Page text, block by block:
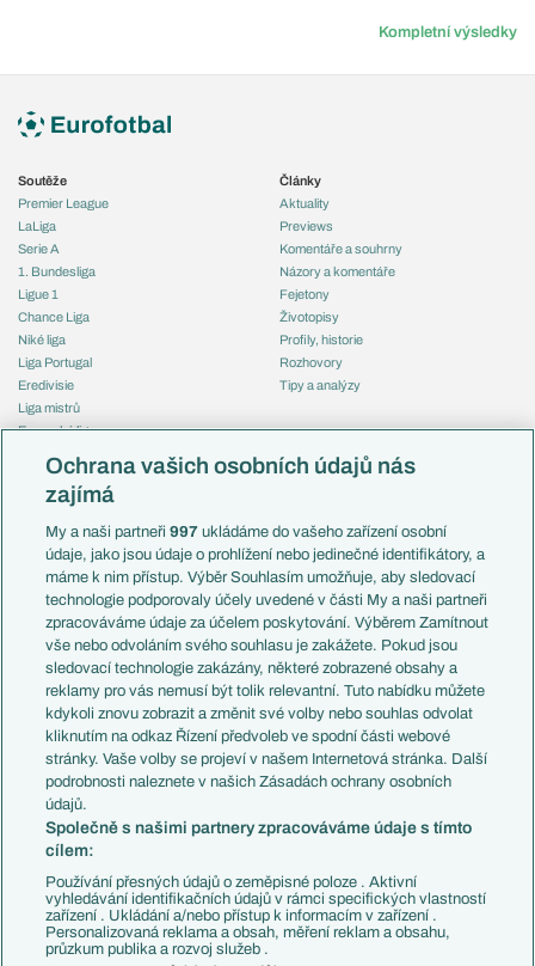
Kompletní výsledky
Soutěže
Premier League
LaLiga
Serie A
1. Bundesliga
Ligue 1
Chance Liga
Niké liga
Liga Portugal
Eredivisie
Liga mistrů
Evropská liga
Mistrovství světa
Liga národů
Témata
Představení týmů MS
EuroSkauting
PL v kostce
Evropské koeficienty
Přestupy
Přestupové spekulace
Zranění
Kluby
Arsenal FC
Chelsea FC
Manchester United
AC Milán
Juventus FC
Bayern Mnichov
FC Barcelona
Real Madrid
Články
Aktuality
Previews
Komentáře a souhrny
Názory a komentáře
Fejetony
Životopisy
Profily, historie
Rozhovory
Tipy a analýzy
Česko
Francie
Itálie
Německo
Španělsko
Argentina
Brazílie
Přestupy
Zápasy
Livescore
Tipovací soutěž
Ochrana vašich osobních údajů nás
zajímá
My a naši partneři997 ukládáme do vašeho zařízení osobní
údaje, jako jsou údaje o prohlížení nebo jedinečné identifikátory, a
máme k nim přístup. Výběr Souhlasím umožňuje, aby sledovací
technologie podporovaly účely uvedené v části My a naši partneři
zpracováváme údaje za účelem poskytování. Výběrem Zamítnout
vše nebo odvoláním svého souhlasu je zakážete. Pokud jsou
sledovací technologie zakázány, některé zobrazené obsahy a
reklamy pro vás nemusí být tolik relevantní. Tuto nabídku můžete
kdykoli znovu zobrazit a změnit své volby nebo souhlas odvolat
kliknutím na odkaz Řízení předvoleb ve spodní části webové
stránky. Vaše volby se projeví v našem Internetová stránka. Další
podrobnosti naleznete v našich Zásadách ochrany osobních
údajů.
Společně s našimi partnery zpracováváme údaje s tímto
cílem:
Používání přesných údajů o zeměpisné poloze . Aktivní
vyhledávání identifikačních údajů v rámci specifických vlastností
zařízení . Ukládání a/nebo přístup k informacím v zařízení .
Personalizovaná reklama a obsah, měření reklam a obsahu,
průzkum publika a rozvoj služeb .